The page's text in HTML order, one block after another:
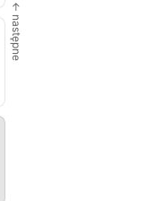
← następne